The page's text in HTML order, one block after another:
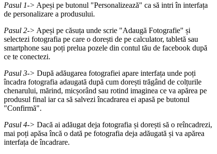
Pasul 1-> Apeși pe butonul "Personalizează" ca să intri în interfața
de personalizare a produsului.
Pasul 2-> Apeși pe căsuța unde scrie "Adaugă Fotografie" și
selectezi fotografia pe care o dorești de pe calculator, tabletă sau
smartphone sau poți prelua pozele din contul tău de facebook după
ce te conectezi.
Pasul 3-> După adăugarea fotografiei apare interfața unde poți
încadra fotografia adaugată după cum dorești trăgând de colțurile
chenarului, mărind, micșorând sau rotind imaginea ce va apărea pe
produsul final iar ca să salvezi încadrarea ei apasă pe butonul
"Confirmă".
Pasul 4-> Dacă ai adăugat deja fotografia și dorești să o reîncadrezi,
mai poți apăsa încă o dată pe fotografia deja adăugată și va apărea
interfața de încadrare.